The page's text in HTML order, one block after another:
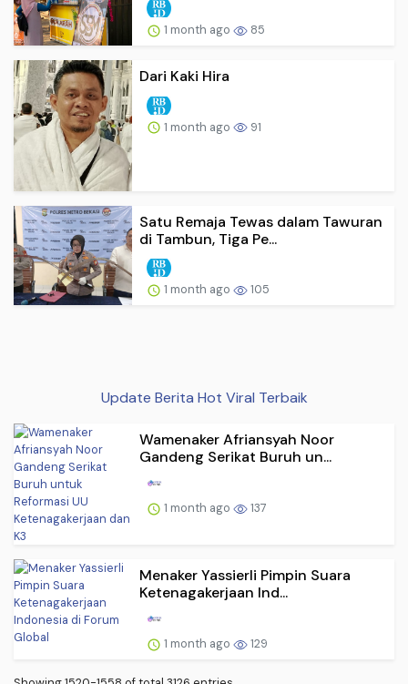
1 month ago 85
Dari Kaki Hira
1 month ago 91
Satu Remaja Tewas dalam Tawuran
di Tambun, Tiga Pe...
1 month ago 105
Update Berita Hot Viral Terbaik
Wamenaker Afriansyah Noor
Gandeng Serikat Buruh un...
1 month ago 137
Menaker Yassierli Pimpin Suara
Ketenagakerjaan Ind...
1 month ago 129